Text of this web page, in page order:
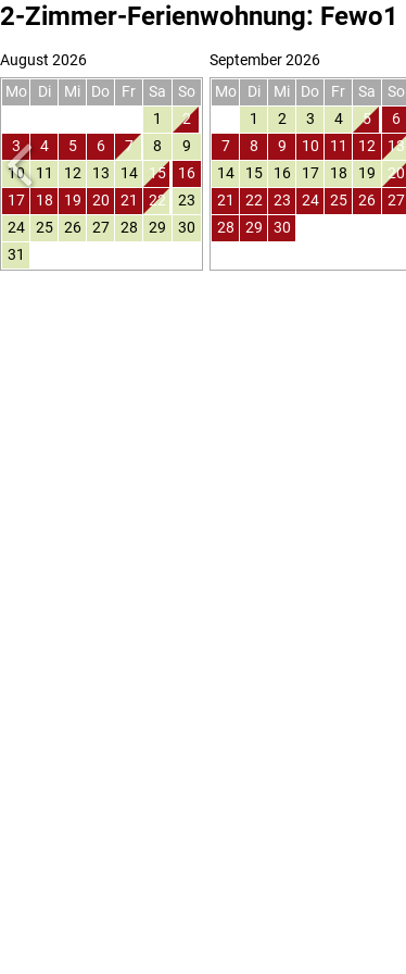
2-Zimmer-Ferienwohnung: Fewo1
August 2026
Mo
Di Mi Do Fr Sa
So
1
2
3
4 5 6 7 8
9
10
11 12 13 14 15
16
17
18 19 20 21 22
23
24
25 26 27 28 29
30
31
September 2026
Mo
Di Mi Do Fr Sa
So
1
2 3 4 5
6
7
8 9 10 11 12
13
14
15 16 17 18 19
20
21
22 23 24 25 26
27
28
29 30